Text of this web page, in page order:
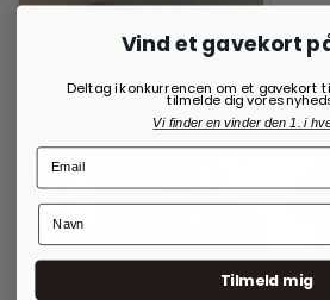
Vind et gavekort
Deltag i konkurrencen om et gavekort
tilmelde dig vores
Vi finder en vinder den 1. i
Tilmeld mig